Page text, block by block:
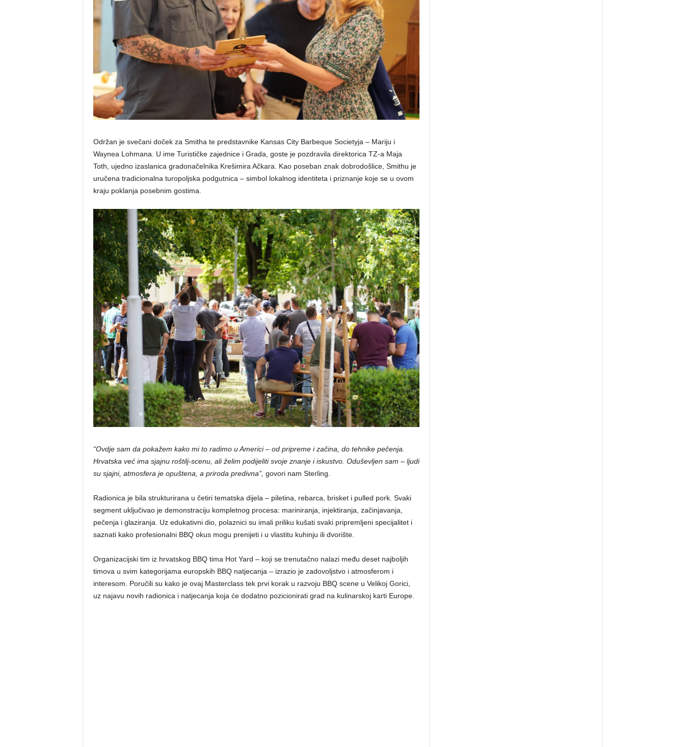
Održan je svečani doček za Smitha te predstavnike Kansas City Barbeque Societyja – Mariju i
Waynea Lohmana. U ime Turističke zajednice i Grada, goste je pozdravila direktorica TZ-a Maja
Toth, ujedno izaslanica gradonačelnika Krešimira Ačkara. Kao poseban znak dobrodošlice, Smithu je
uručena tradicionalna turopoljska podgutnica – simbol lokalnog identiteta i priznanje koje se u ovom
kraju poklanja posebnim gostima.
“Ovdje sam da pokažem kako mi to radimo u Americi – od pripreme i začina, do tehnike pečenja.
Hrvatska već ima sjajnu roštilj-scenu, ali želim podijeliti svoje znanje i iskustvo. Oduševljen sam – ljudi
su sjajni, atmosfera je opuštena, a priroda predivna”, govori nam Sterling.
Radionica je bila strukturirana u četiri tematska dijela – piletina, rebarca, brisket i pulled pork. Svaki
segment uključivao je demonstraciju kompletnog procesa: mariniranja, injektiranja, začinjavanja,
pečenja i glaziranja. Uz edukativni dio, polaznici su imali priliku kušati svaki pripremljeni specijalitet i
saznati kako profesionalni BBQ okus mogu prenijeti i u vlastitu kuhinju ili dvorište.
Organizacijski tim iz hrvatskog BBQ tima Hot Yard – koji se trenutačno nalazi među deset najboljih
timova u svim kategorijama europskih BBQ natjecanja – izrazio je zadovoljstvo i atmosferom i
interesom. Poručili su kako je ovaj Masterclass tek prvi korak u razvoju BBQ scene u Velikoj Gorici,
uz najavu novih radionica i natjecanja koja će dodatno pozicionirati grad na kulinarskoj karti Europe.